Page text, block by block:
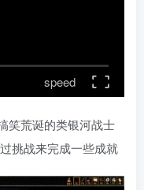
speed
笑荒诞的类银河战士
挑战来完成一些成就